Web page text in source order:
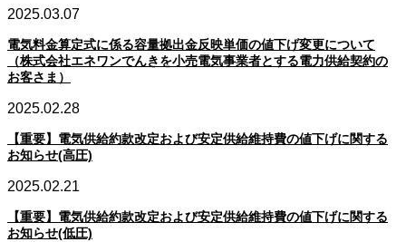
2025.03.07
電気料金算定式に係る容量拠出金反映単価の値下げ変更について
（株式会社エネワンでんきを小売電気事業者とする電力供給契約の
お客さま）
2025.02.28
【重要】電気供給約款改定および安定供給維持費の値下げに関する
お知らせ(高圧)
2025.02.21
【重要】電気供給約款改定および安定供給維持費の値下げに関する
お知らせ(低圧)